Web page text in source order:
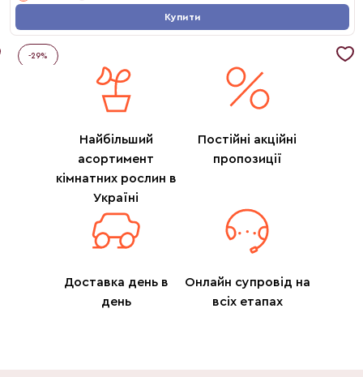
Купити
-29%
Найбільший
асортимент
кімнатних рослин в
Україні
Постійні акційні
пропозиції
Доставка день в
день
Онлайн супровід на
всіх етапах